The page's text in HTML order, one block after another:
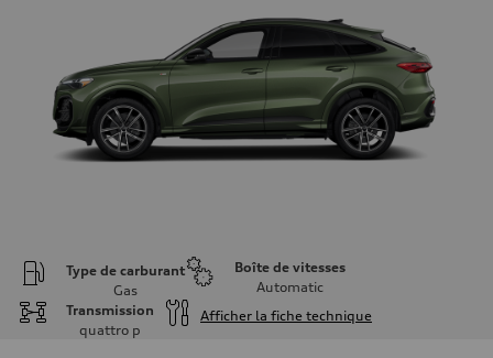
Type de carburant
Gas
Boîte de vitesses
Automatic
Transmission
quattro p
Afficher la fiche technique